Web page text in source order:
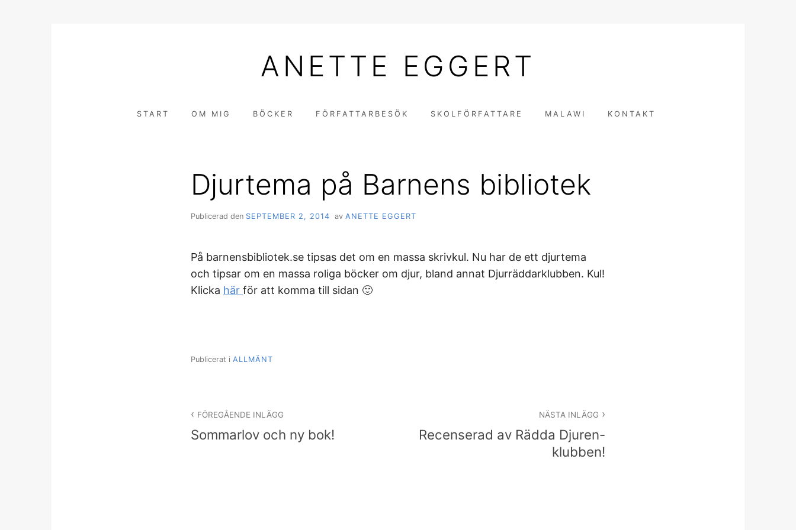
ANETTE EGGERT
START OM MIG BÖCKER FÖRFATTARBESÖK SKOLFÖRFATTARE MALAWI KONTAKT
Djurtema på Barnens bibliotek
Publicerad den SEPTEMBER 2, 2014 av ANETTE EGGERT
På barnensbibliotek.se tipsas det om en massa skrivkul. Nu har de ett djurtema
och tipsar om en massa roliga böcker om djur, bland annat Djurräddarklubben. Kul!
Klicka här för att komma till sidan 🙂
Publicerat i ALLMÄNT
FÖREGÅENDE INLÄGG
Sommarlov och ny bok!
NÄSTA INLÄGG
Recenserad av Rädda Djuren-
klubben!